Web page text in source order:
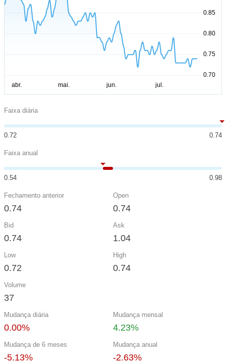
Faixa diária
0.72 0.74
Faixa anual
0.54 0.98
Fechamento anterior
0.74
Open
0.74
Bid
0.74
Ask
1.04
Low
0.72
High
0.74
Volume
37
Mudança diária
0.00%
Mudança mensal
4.23%
Mudança de 6 meses
-5.13%
Mudança anual
-2.63%